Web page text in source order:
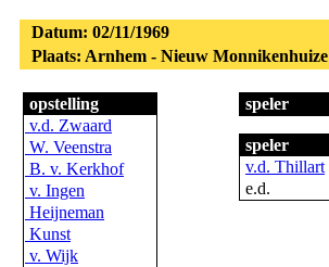
Datum: 02/11/1969
Plaats: Arnhem - Nieuw Monnikenhuize
opstelling
v.d. Zwaard
W. Veenstra
B. v. Kerkhof
v. Ingen
Heijneman
Kunst
v. Wijk
speler
speler
v.d. Thillart
e.d.